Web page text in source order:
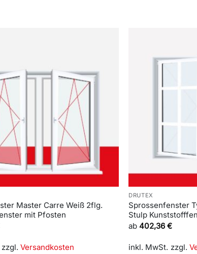
Master Carre Weiß 2flg.
mit Pfosten
zzgl. Versandkosten
DRUTEX
Sprossenfenster
Stulp
ab 402,36€
inkl. MwSt. zzgl.